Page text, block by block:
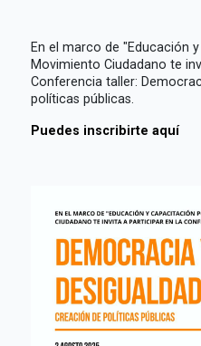
En el marco de "Educación
Movimiento Ciudadano te
Conferencia taller:
políticas públicas.
Puedes inscribirte aquí